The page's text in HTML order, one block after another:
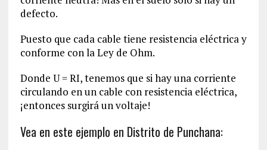
defecto.
Puesto que cada cable tiene resistencia eléctrica y
conforme con la Ley de Ohm.
Donde U = RI, tenemos que si hay una corriente
circulando en un cable con resistencia eléctrica,
¡entonces surgirá un voltaje!
Vea en este ejemplo en Distrito de Punchana: